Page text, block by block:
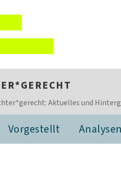
Aktuelles und
Vorgestellt Analysen